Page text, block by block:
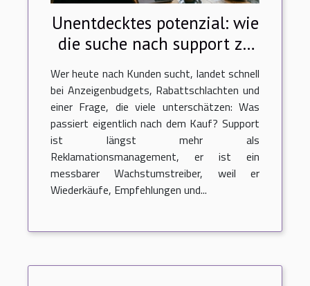
Unentdecktes potenzial: wie
die suche nach support zu
neuen kunden führt
Wer heute nach Kunden sucht, landet schnell
bei Anzeigenbudgets, Rabattschlachten und
einer Frage, die viele unterschätzen: Was
passiert eigentlich nach dem Kauf? Support
ist längst mehr als
Reklamationsmanagement, er ist ein
messbarer Wachstumstreiber, weil er
Wiederkäufe, Empfehlungen und...